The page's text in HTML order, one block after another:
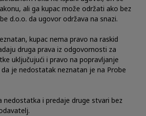
ali ga kupac može održati ako bez
d.o.o. da ugovor održava na snazi.
kupac nema pravo na raskid
druga prava iz odgovornosti za
uključujući i pravo na popravljanje
je nedostatak neznatan je na Probe
nedostatka i predaje druge stvari bez